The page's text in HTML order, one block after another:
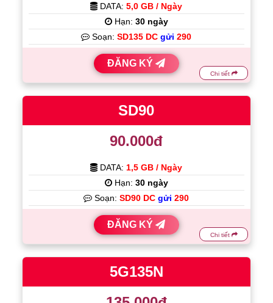
DATA:5,0 GB / Ngày
Hạn: 30 ngày
Soạn:SD135 DCgửi 290
ĐĂNG KÝ
Chi tiết
SD90
90.000đ
DATA: 1,5 GB / Ngày
Hạn: 30 ngày
Soạn:SD90 DCgửi 290
ĐĂNG KÝ
Chi tiết
5G135N